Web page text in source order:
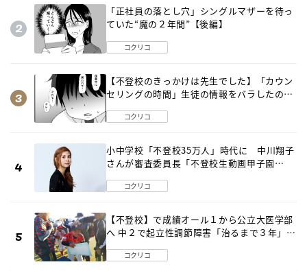
「正社員の落とし穴」シングルマザーを待っ
ていた“魔の２年間”【後編】
コクリコ
【不登校のきっかけは先生でした】「カウン
セリングの時間」生徒の情報をバラしたの
コクリコ
小中学校「不登校35万人」時代に 中川翔子
さんが審査委員長「不登校生動画甲子園
コクリコ
【不登校】で成績オール１から公立大医学部
へ 中２で起立性調節障害「治るまで３年」の
コクリコ